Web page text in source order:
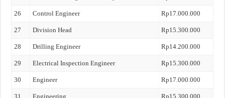
26 Control Engineer Rp17.000.000
27 Division Head Rp15.300.000
28 Drilling Engineer Rp14.200.000
29 Electrical Inspection Engineer Rp15.300.000
30 Engineer Rp17.000.000
31 Engineering Rp15.300.000